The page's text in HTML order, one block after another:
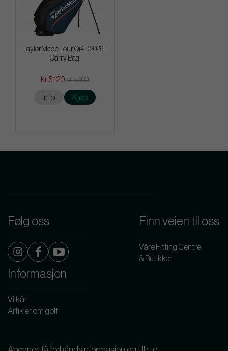
TaylorMade Tour Qi4D 2026 -
Carry Bag
kr 5 120 kr 5 600
Info Kjøp
Følg oss Finn veien til oss
Våre Fitting Centre
& Butikker
Informasjon
Vilkår
Artikler om golf